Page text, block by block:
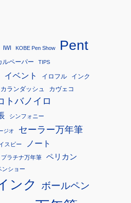
IWI KOBE Pen Show Pent
ルペーパー TIPS
イベント イロフル インク
カランダッシュ カヴェコ
トバノイロ
シンフォニー
ジオ セーラー万年筆
スビー
ノート
プラチナ万年筆 ペリカン
ンショー
ンク ボールペン